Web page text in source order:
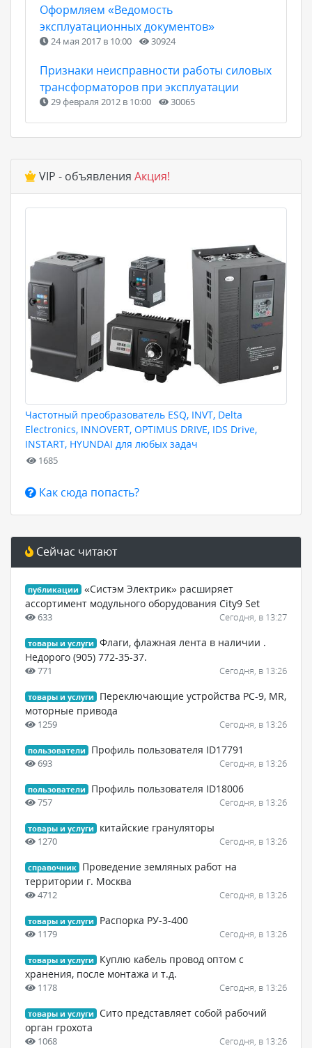
Оформляем «Ведомость
эксплуатационных документов»
24 мая 2017 в 10:00 30924
Признаки неисправности работы силовых
трансформаторов при эксплуатации
29 февраля 2012 в 10:00 30065
VIP - объявления Акция!
Частотный преобразователь ESQ, INVT, Delta
Electronics, INNOVERT, OPTIMUS DRIVE, IDS Drive,
INSTART, HYUNDAI для любых задач
1685
Как сюда попасть?
Сейчас читают
публикации
«Систэм Электрик» расширяет
ассортимент модульного оборудования City9 Set
633 Сегодня, в 13:27
товары и услуги
Флаги, флажная лента в наличии .
Недорого (905) 772-35-37.
771 Сегодня, в 13:26
товары и услуги
Переключающие устройства РС-9, MR,
моторные привода
1259 Сегодня, в 13:26
пользователи Профиль пользователя ID17791
693 Сегодня, в 13:26
пользователи Профиль пользователя ID18006
757 Сегодня, в 13:26
товары и услуги китайские грануляторы
1270 Сегодня, в 13:26
справочник
Проведение земляных работ на
территории г. Москва
4712 Сегодня, в 13:26
товары и услуги Распорка РУ-3-400
1179 Сегодня, в 13:26
товары и услуги
Куплю кабель провод оптом с
хранения, после монтажа и т.д.
1178 Сегодня, в 13:26
товары и услуги
Сито представляет собой рабочий
орган грохота
1068 Сегодня, в 13:26